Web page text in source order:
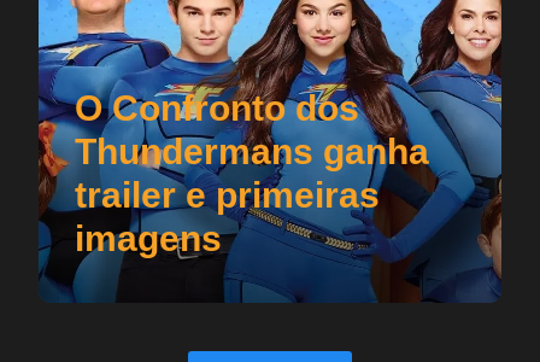
O Confronto dos
Thundermans ganha
trailer e primeiras
imagens